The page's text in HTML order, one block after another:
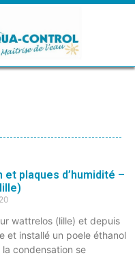
plaques d’humidité –
wattrelos (lille) et depuis
et installé un poele éthanol
condensation se